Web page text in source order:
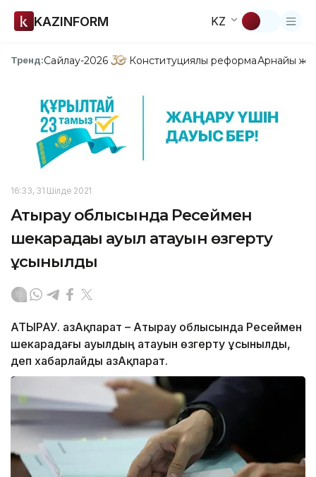
KAZINFORM KZ
Тренд:Сайлау-2026 Конституциялық реформаАрнайы
16:33, 31 Шілде 2021
Атырау облысында Ресеймен
шекарадағы ауыл атауын өзгерту
ұсынылды
АТЫРАУ. ҚазАқпарат – Атырау облысында Ресеймен
шекарадағы ауылдың атауын өзгерту ұсынылды,
деп хабарлайды ҚазАқпарат.